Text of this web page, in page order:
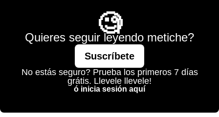
🧐
Quieres seguir leyendo metiche?
Suscríbete
No estás seguro? Prueba los primeros 7 días
grátis. Llevele llevele!
ó inicia sesión aquí